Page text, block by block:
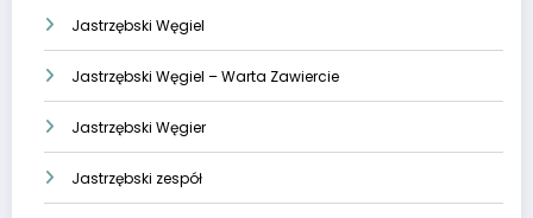
Jastrzębski Węgiel
Jastrzębski Węgiel – Warta Zawiercie
Jastrzębski Węgier
Jastrzębski zespół